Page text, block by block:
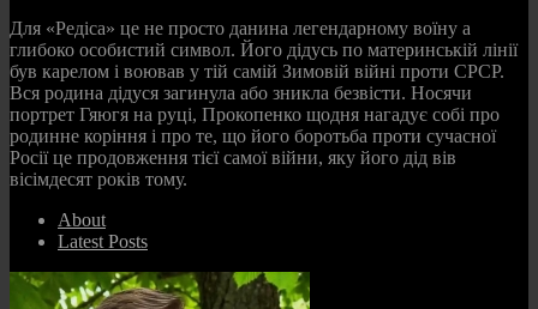
Для «Редіса» це не просто данина легендарному воїну а
глибоко особистий символ. Його дідусь по материнській лінії
був карелом і воював у тій самій Зимовій війні проти СРСР.
Вся родина дідуся загинула або зникла безвісти. Носячи
портрет Гяюгя на руці, Прокопенко щодня нагадує собі про
родинне коріння і про те, що його боротьба проти сучасної
Росії це продовження тієї самої війни, яку його дід вів
вісімдесят років тому.
About
Latest Posts